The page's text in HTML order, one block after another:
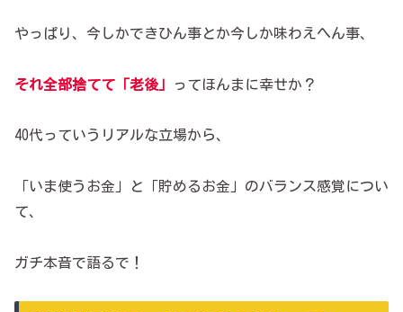
やっぱり、今しかできひん事とか今しか味わえへん事、
それ全部捨てて「老後」 ってほんまに幸せか？
40代っていうリアルな立場から、
「いま使うお金」と「貯めるお金」のバランス感覚につい
て、
ガチ本音で語るで！